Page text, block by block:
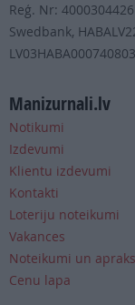
Reģ. Nr:
Swedbank,
Manizurnali.lv
Notikumi
Izdevumi
Klientu izdevumi
Kontakti
Loteriju noteikumi
Vakances
Noteikumi un
Cenu lapa